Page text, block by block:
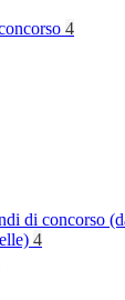
4
di concorso
4